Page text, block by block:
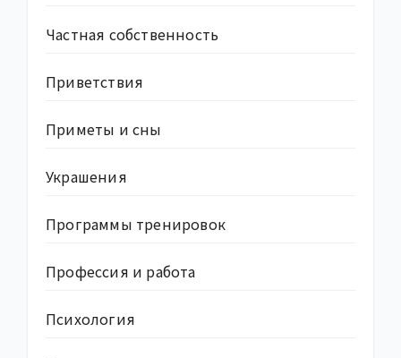
Частная собственность
Приветствия
Приметы и сны
Украшения
Программы тренировок
Профессия и работа
Психология